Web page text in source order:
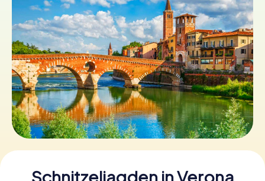
ES
FR UK
IE
IT
NL
Tickets buchen
Gutscheine bestellen
Schnitzeljagden in Verona